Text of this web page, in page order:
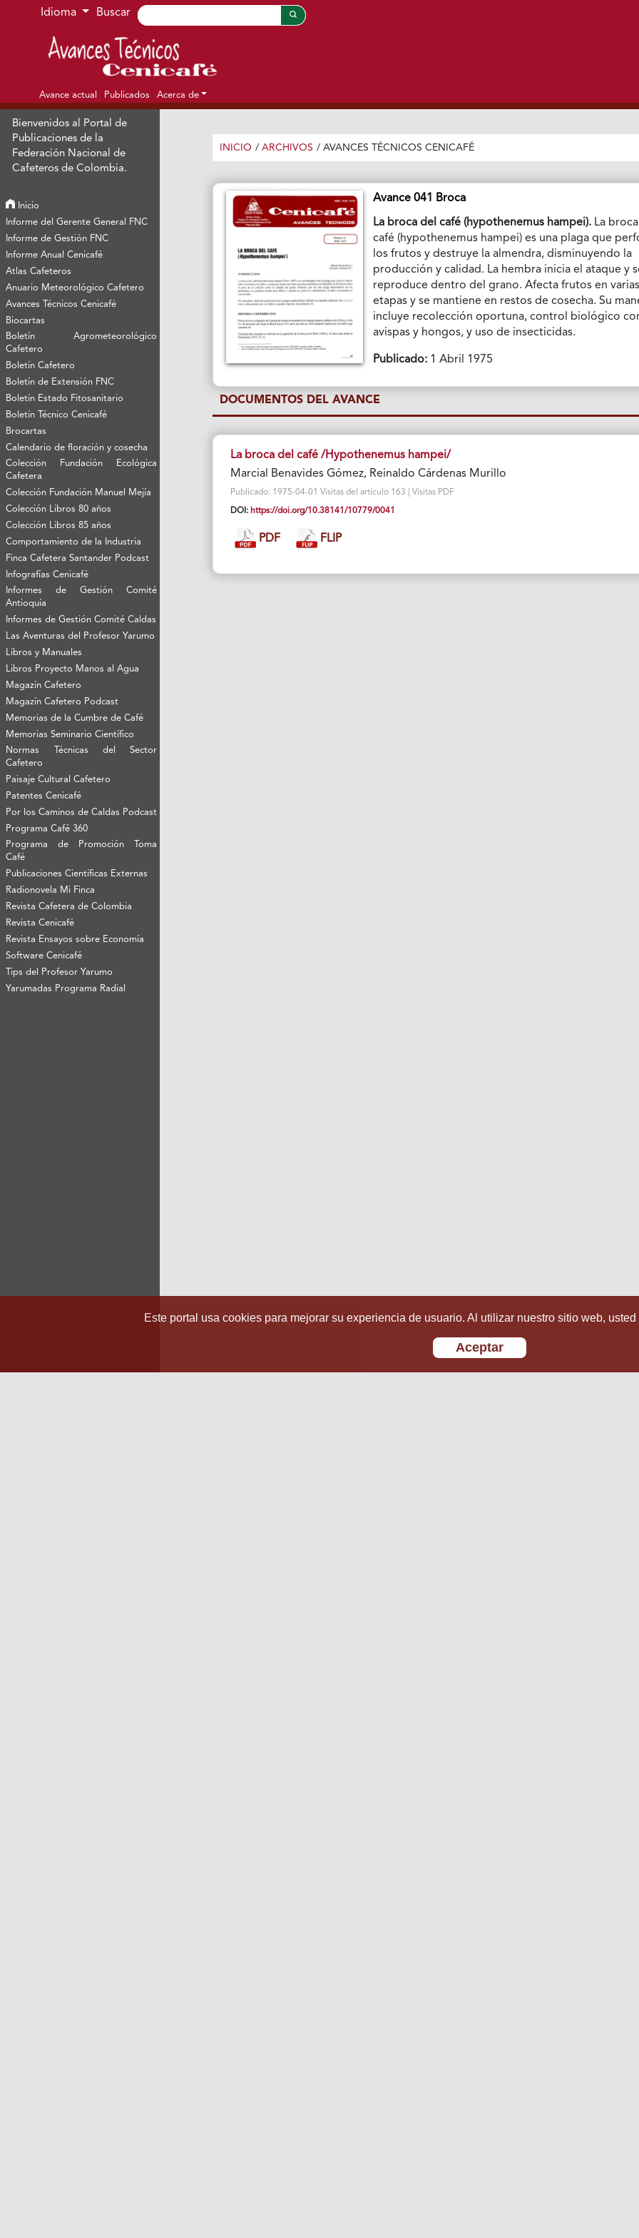
Ir al menú de navegación principal
Ir al contenido principal
Ir al pie de página del sitio
Idioma Buscar
Avance actual Publicados Acerca de
Bienvenidos al Portal de
Publicaciones de la
Federación Nacional de
Cafeteros de Colombia.
Inicio
Informe del Gerente General FNC
Informe de Gestión FNC
Informe Anual Cenicafé
Atlas Cafeteros
Anuario Meteorológico Cafetero
Avances Técnicos Cenicafé
Biocartas
Boletín Agrometeorológico
Cafetero
Boletín Cafetero
Boletín de Extensión FNC
Boletín Estado Fitosanitario
Boletín Técnico Cenicafé
Brocartas
Calendario de floración y cosecha
Colección Fundación Ecológica
Cafetera
Colección Fundación Manuel Mejía
Colección Libros 80 años
Colección Libros 85 años
Comportamiento de la Industria
Finca Cafetera Santander Podcast
Infografías Cenicafé
Informes de Gestión Comité
Antioquía
Informes de Gestión Comité Caldas
Las Aventuras del Profesor Yarumo
Libros y Manuales
Libros Proyecto Manos al Agua
Magazín Cafetero
Magazín Cafetero Podcast
Memorias de la Cumbre de Café
Memorias Seminario Científico
Normas Técnicas del Sector
Cafetero
Paisaje Cultural Cafetero
Patentes Cenicafé
Por los Caminos de Caldas Podcast
Programa Café 360
Programa de Promoción Toma
Café
Publicaciones Científicas Externas
Radionovela Mi Finca
Revista Cafetera de Colombia
Revista Cenicafé
Revista Ensayos sobre Economía
Software Cenicafé
Tips del Profesor Yarumo
Yarumadas Programa Radial
INICIO / ARCHIVOS / AVANCES TÉCNICOS CENICAFÉ
Avance 041 Broca
La broca del café (hypothenemus hampei). La broca
café (hypothenemus hampei) es una plaga que
los frutos y destruye la almendra, disminuyendo la
producción y calidad. La hembra inicia el ataque y
reproduce dentro del grano. Afecta frutos en varias
etapas y se mantiene en restos de cosecha. Su
incluye recolección oportuna, control biológico
avispas y hongos, y uso de insecticidas.
Publicado: 1 Abril 1975
DOCUMENTOS DEL AVANCE
La broca del café /Hypothenemus hampei/
Marcial Benavides Gómez, Reinaldo Cárdenas Murillo
Publicado: 1975-04-01 Visitas del artículo 163 | Visitas PDF
DOI: https://doi.org/10.38141/10779/0041
PDF FLIP
Este portal usa cookies para mejorar su experiencia de usuario. Al utilizar nuestro sitio web,
Aceptar